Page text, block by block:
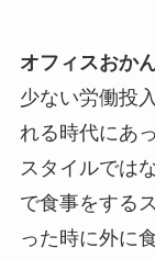
オフィスおか
少ない労働投
れる時代にあ
スタイルでは
で食事をする
った時に外に